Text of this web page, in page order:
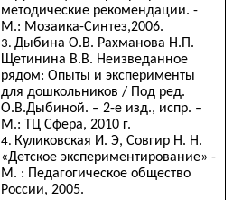
методические рекомендации. -
М.: Мозаика-Синтез,2006.
Дыбина О.В. Рахманова Н.П.
Щетинина В.В. Неизведанное
рядом: Опыты и эксперименты
для дошкольников / Под ред.
О.В.Дыбиной. – 2-е изд., испр. –
М.: ТЦ Сфера, 2010 г.
Куликовская И. Э, Совгир Н. Н.
«Детское экспериментирование» -
М. : Педагогическое общество
России, 2005.